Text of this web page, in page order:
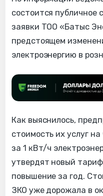
состоится публичное
заявки ТОО «Батыс
предстоящем
электроэнергию в
Как выяснилось,
стоимость их услуг
за 1 кВт/ч
утвердят новый
повышение за год.
ЗКО уже дорожала в